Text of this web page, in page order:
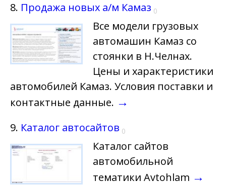
8. Продажа новых а/м Камаз 0
Все модели грузовых
автомашин Камаз со
стоянки в Н.Челнах.
Цены и характеристики
автомобилей Камаз. Условия поставки и
контактные данные. →
9. Каталог автосайтов 0
Каталог сайтов
автомобильной
тематики Avtohlam →